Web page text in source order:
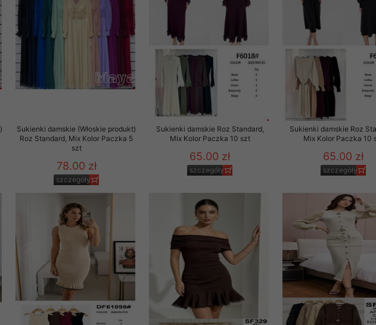
Sukienki damskie (Włoskie produkt)
Roz Standard, Mix Kolor Paczka 5
szt
78.00 zł
szczegóły
Sukienki damskie Roz Standard,
Mix Kolor Paczka 10 szt
65.00 zł
szczegóły
Sukienki damskie Roz
Mix Kolor Paczka 10
65.00 zł
szczegóły
gdy wyrazili na to zgodę. Dotyczy to w
wyraźnie wskazanego przez nas linka
promocjach, rabatach i nowościach w
Państwa prywatności, w szczególności danych